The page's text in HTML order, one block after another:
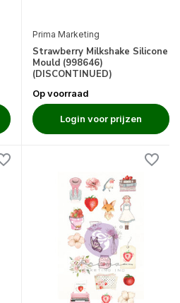
Prima Marketing
Strawberry Milkshake Silicone
Mould (998646)
(DISCONTINUED)
Op voorraad
Login voor prijzen